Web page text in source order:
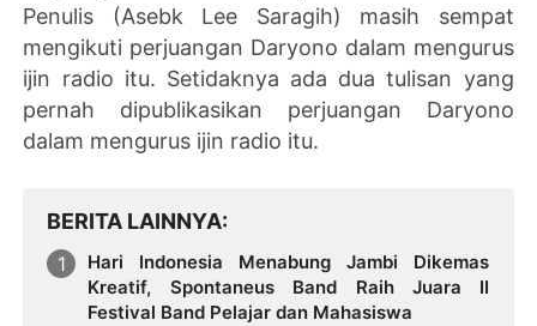
Penulis (Asebk Lee Saragih) masih sempat
mengikuti perjuangan Daryono dalam mengurus
ijin radio itu. Setidaknya ada dua tulisan yang
pernah dipublikasikan perjuangan Daryono
dalam mengurus ijin radio itu.
BERITA LAINNYA
Hari Indonesia Menabung Jambi Dikemas
Kreatif, Spontaneus Band Raih Juara II
Festival Band Pelajar dan Mahasiswa